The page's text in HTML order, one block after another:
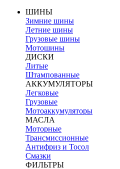
ШИНЫ
Зимние шины
Летние шины
Грузовые шины
Мотошины
ДИСКИ
Литые
Штампованные
АККУМУЛЯТОРЫ
Легковые
Грузовые
Мотоаккумуляторы
МАСЛА
Моторные
Трансмиссионные
Антифриз и Тосол
Смазки
ФИЛЬТРЫ